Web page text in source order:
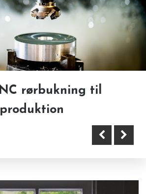
køberrådgivning
rørbukning til